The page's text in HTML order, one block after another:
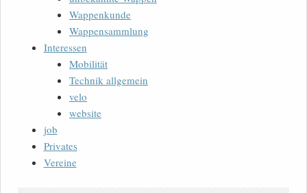
Wappenkunde
Wappensammlung
Interessen
Mobilität
Technik allgemein
velo
website
job
Privates
Vereine